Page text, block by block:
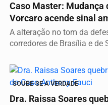
Caso Master: Mudança
Vorcaro acende sinal
A alteração no tom da
corredores de Brasília e de
SOUBE-SE A VERDADE
Dra. Raissa Soares